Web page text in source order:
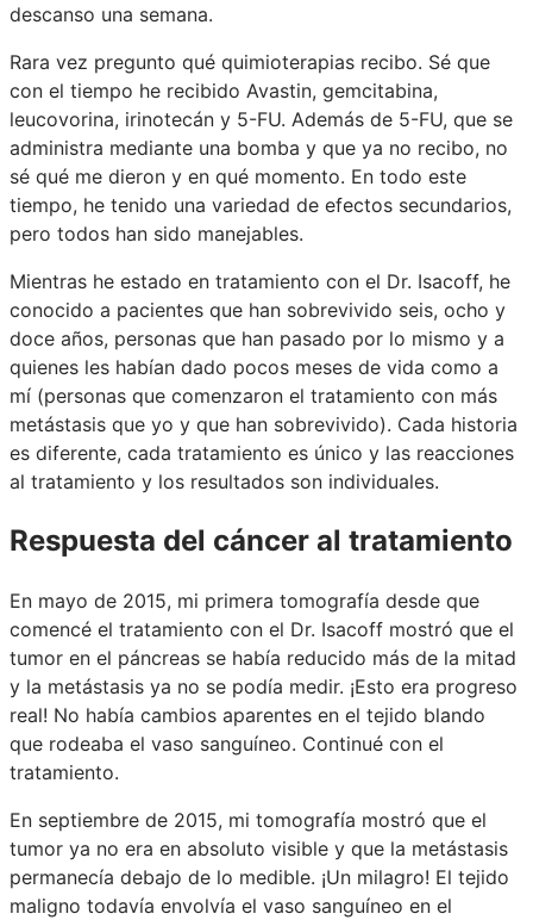
descanso una semana.
Rara vez pregunto qué quimioterapias recibo. Sé que
con el tiempo he recibido Avastin, gemcitabina,
leucovorina, irinotecán y 5-FU. Además de 5-FU, que se
administra mediante una bomba y que ya no recibo, no
sé qué me dieron y en qué momento. En todo este
tiempo, he tenido una variedad de efectos secundarios,
pero todos han sido manejables.
Mientras he estado en tratamiento con el Dr. Isacoff, he
conocido a pacientes que han sobrevivido seis, ocho y
doce años, personas que han pasado por lo mismo y a
quienes les habían dado pocos meses de vida como a
mí (personas que comenzaron el tratamiento con más
metástasis que yo y que han sobrevivido). Cada historia
es diferente, cada tratamiento es único y las reacciones
al tratamiento y los resultados son individuales.
Respuesta del cáncer al tratamiento
En mayo de 2015, mi primera tomografía desde que
comencé el tratamiento con el Dr. Isacoff mostró que el
tumor en el páncreas se había reducido más de la mitad
y la metástasis ya no se podía medir. ¡Esto era progreso
real! No había cambios aparentes en el tejido blando
que rodeaba el vaso sanguíneo. Continué con el
tratamiento.
En septiembre de 2015, mi tomografía mostró que el
tumor ya no era en absoluto visible y que la metástasis
permanecía debajo de lo medible. ¡Un milagro! El tejido
maligno todavía envolvía el vaso sanguíneo en el